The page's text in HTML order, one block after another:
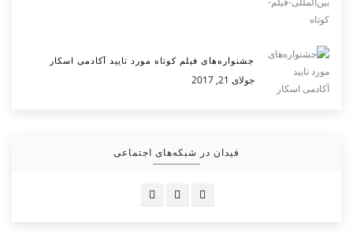
جشنواره‌های فیلم کوتاه مورد تایید آکادمی اسکار
جولای 21, 2017
فیدان در شبکه‌های اجتماعی